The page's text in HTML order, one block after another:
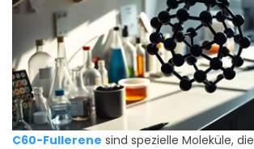
C60-Fullerene sind spezielle Moleküle,